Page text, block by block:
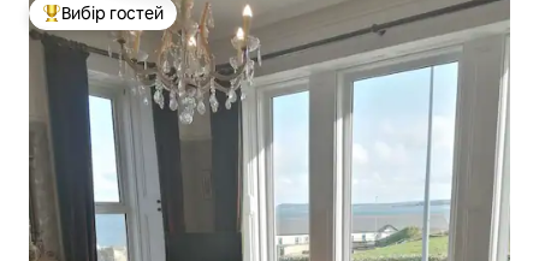
Топ вибір гостей
Вибір гостей